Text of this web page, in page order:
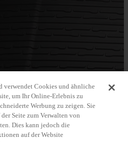
Cookies und ähnliche
um Ihr Online-Erlebnis zu
Werbung zu zeigen. Sie
Seite zum Verwalten von
Dies kann jedoch die
auf der Website